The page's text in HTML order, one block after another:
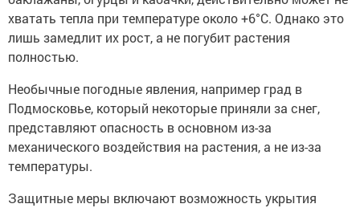
хватать тепла при температуре около +6°C. Однако это
лишь замедлит их рост, а не погубит растения
полностью.
Необычные погодные явления, например град в
Подмосковье, который некоторые приняли за снег,
представляют опасность в основном из-за
механического воздействия на растения, а не из-за
температуры.
Защитные меры включают возможность укрытия